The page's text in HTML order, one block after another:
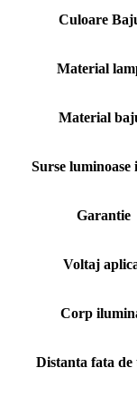
Culoare
Material
Material
Surse luminoase
Garantie
Voltaj
Corp
Distanta fata de